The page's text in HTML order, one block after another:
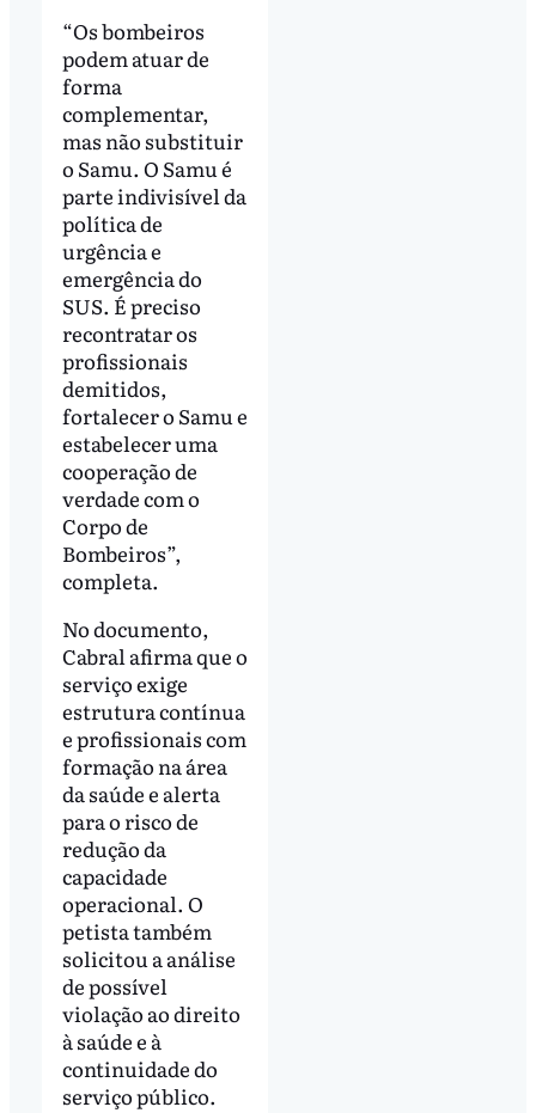
“Os bombeiros
podem atuar de
forma
complementar,
mas não substituir
o Samu. O Samu é
parte indivisível da
política de
urgência e
emergência do
SUS. É preciso
recontratar os
profissionais
demitidos,
fortalecer o Samu e
estabelecer uma
cooperação de
verdade com o
Corpo de
Bombeiros”,
completa.
No documento,
Cabral afirma que o
serviço exige
estrutura contínua
e profissionais com
formação na área
da saúde e alerta
para o risco de
redução da
capacidade
operacional. O
petista também
solicitou a análise
de possível
violação ao direito
à saúde e à
continuidade do
serviço público.